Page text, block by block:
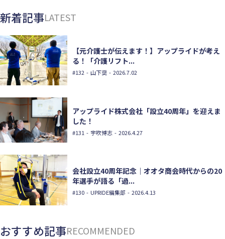
新着記事LATEST
【元介護士が伝えます！】アップライドが考え
る！「介護リフト...
#132 - 山下奨 - 2026.7.02
アップライド株式会社「設立40周年」を迎えま
した！
#131 - 宇吹博志 - 2026.4.27
会社設立40周年記念｜オオタ商会時代からの20
年選手が語る「過...
#130 - UPRIDE編集部 - 2026.4.13
おすすめ記事RECOMMENDED